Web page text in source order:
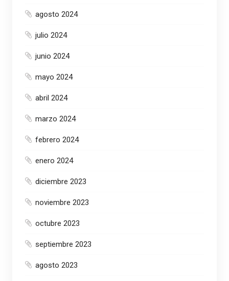
agosto 2024
julio 2024
junio 2024
mayo 2024
abril 2024
marzo 2024
febrero 2024
enero 2024
diciembre 2023
noviembre 2023
octubre 2023
septiembre 2023
agosto 2023